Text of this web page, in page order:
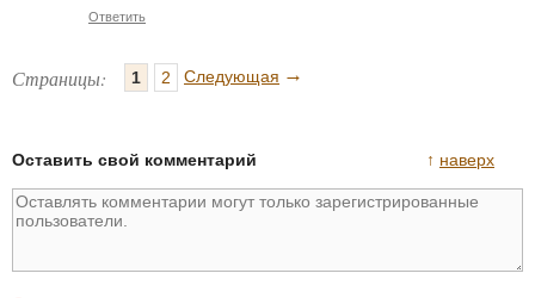
Ответить
Страницы: 1 2 Следующая →
↑ наверх
Оставить свой комментарий